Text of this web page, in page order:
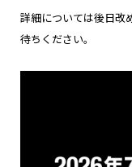
詳細については後日改
待ちください。